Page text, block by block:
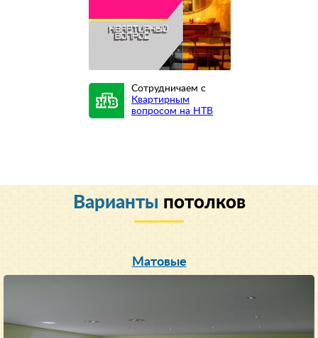
Сотрудничаем с
Квартирным
вопросом на НТВ
Варианты потолков
Матовые